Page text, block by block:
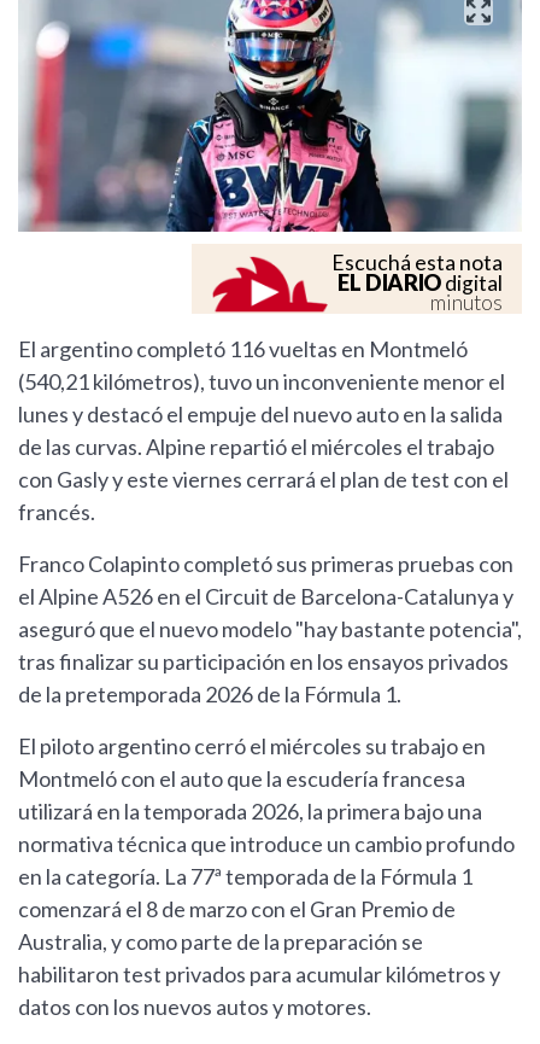
Escuchá esta nota
EL DIARIOdigital
minutos
El argentino completó 116 vueltas en Montmeló
(540,21 kilómetros), tuvo un inconveniente menor el
lunes y destacó el empuje del nuevo auto en la salida
de las curvas. Alpine repartió el miércoles el trabajo
con Gasly y este viernes cerrará el plan de test con el
francés.
Franco Colapinto completó sus primeras pruebas con
el Alpine A526 en el Circuit de Barcelona-Catalunya y
aseguró que el nuevo modelo "hay bastante potencia",
tras finalizar su participación en los ensayos privados
de la pretemporada 2026 de la Fórmula 1.
El piloto argentino cerró el miércoles su trabajo en
Montmeló con el auto que la escudería francesa
utilizará en la temporada 2026, la primera bajo una
normativa técnica que introduce un cambio profundo
en la categoría. La 77ª temporada de la Fórmula 1
comenzará el 8 de marzo con el Gran Premio de
Australia, y como parte de la preparación se
habilitaron test privados para acumular kilómetros y
datos con los nuevos autos y motores.